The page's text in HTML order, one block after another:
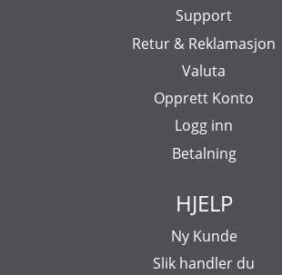
Support
Retur & Reklamasjon
Valuta
Opprett Konto
Logg inn
Betalning
HJELP
Ny Kunde
Slik handler du